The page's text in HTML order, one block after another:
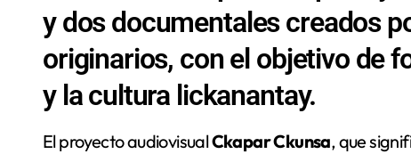
y dos documentales creados
originarios, con el objetivo de
y la cultura lickanantay.
El proyecto audiovisualCkapar Ckunsa, que